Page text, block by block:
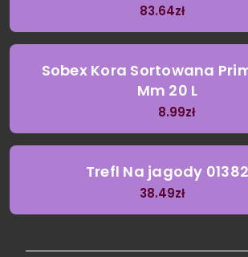
83.64zł
Sobex Kora Sortowana
Mm 20 L
8.99zł
Trefl Na jagody 01382
38.49zł